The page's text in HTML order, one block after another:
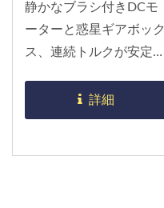
静かなブラシ付きDCモ
ーターと惑星ギアボック
ス、連続トルクが安定し
最適、直径43mm。
詳細